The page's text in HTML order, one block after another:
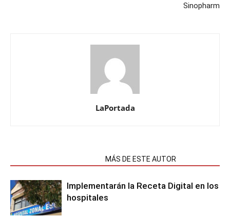
Sinopharm
LaPortada
MÁS DE ESTE AUTOR
Implementarán la Receta Digital en los
hospitales